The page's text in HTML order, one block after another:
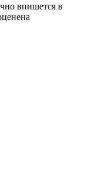
впишется в